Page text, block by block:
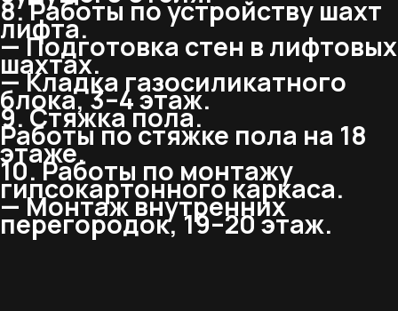
8. Работы по устройству шахт
лифта.
— Подготовка стен в лифтовых
шахтах.
— Кладка газосиликатного
блока, 3–4 этаж.
9. Стяжка пола.
Работы по стяжке пола на 18
этаже.
10. Работы по монтажу
гипсокартонного каркаса.
— Монтаж внутренних
перегородок, 19–20 этаж.